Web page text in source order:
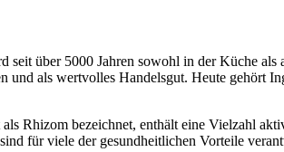
seit über 5000 Jahren sowohl in der Küche
als wertvolles Handelsgut. Heute gehört
Rhizom bezeichnet, enthält eine Vielzahl
für viele der gesundheitlichen Vorteile